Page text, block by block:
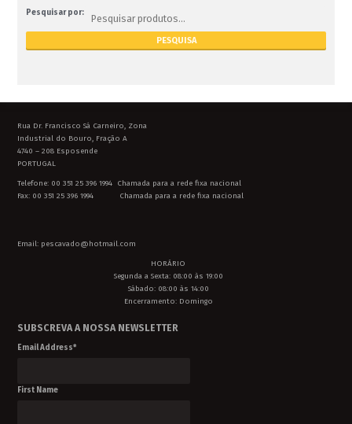
Pesquisar por:
Rua Dr. Francisco Sá Carneiro, Zona
Industrial do Bouro, Fração A
4740 – 208 Esposende
PORTUGAL
Telefone: 00 351 25 396 1994 Chamada para a rede fixa nacional
Fax: 00 351 25 396 1994 Chamada para a rede fixa nacional
Email: pescavado@hotmail.com
HORÁRIO
Segunda a Sexta: 08:00 às 19:00
Sábado: 08:00 às 14:00
Encerramento: Domingo
SUBSCREVA A NOSSA NEWSLETTER
Email Address*
First Name